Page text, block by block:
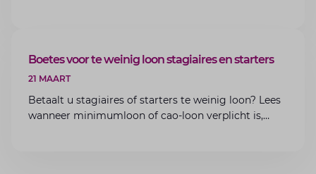
ARTIKEL
Boetes voor te weinig loon stagiaires en starters
21 MAART
Betaalt u stagiaires of starters te weinig loon? Lees
wanneer minimumloon of cao-loon verplicht is,